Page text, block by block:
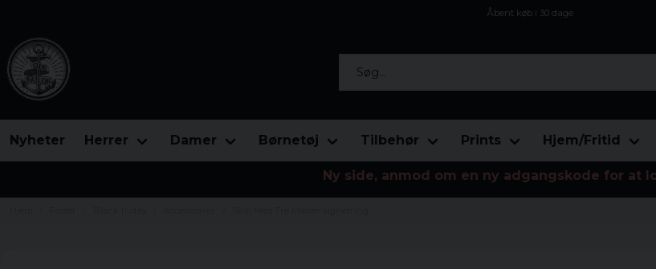
Åbent køb i 30 dage
Nyheter Herrer Damer Børnetøj Tilbehør Prints Hjem/Fritid
Ny side, anmod om en ny adgangskode for at